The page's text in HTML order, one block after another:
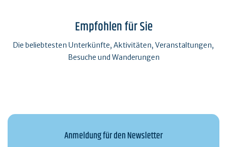
Empfohlen für Sie
Die beliebtesten Unterkünfte, Aktivitäten, Veranstaltungen,
Besuche und Wanderungen
Anmeldung für den Newsletter